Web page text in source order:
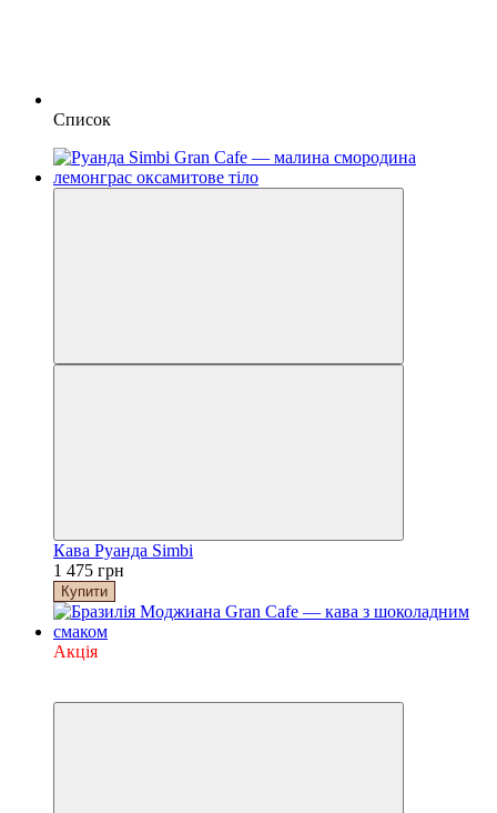
Список
Кава Руанда Simbi
1 475 грн
Купити
Акція